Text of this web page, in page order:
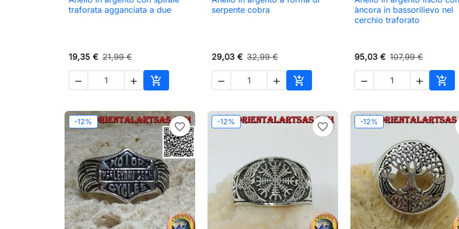
 Anteprima
traforata agganciata a due
19,35 € 21,99 €
  
Aggiungi al carrello
 Anteprima
serpente cobra
29,03 € 32,99 €
  
Aggiungi al carrello
 Anteprima
àncora in bassorilievo nel
cerchio traforato
95,03 € 107,99 €
  
-12% favorite_border -12% favorite_border -12%